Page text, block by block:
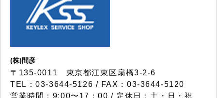
(株)間彦
〒135-0011 東京都江東区扇橋3-2-6
TEL：03-3644-5126 / FAX：03-3644-5120
営業時間：9:00〜17：00 / 定休日：土・日・祝